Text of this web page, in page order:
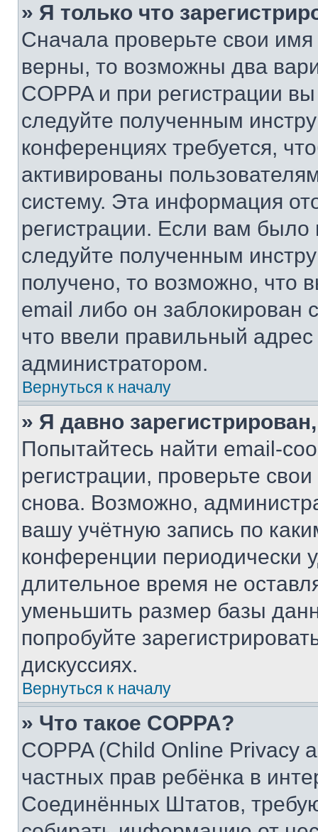
» Я только что
Сначала проверьте свои
верны, то возможны два
COPPA и при регистрации
следуйте полученным
конференциях требуется,
активированы
систему. Эта информация
регистрации. Если вам
следуйте полученным
получено, то возможно, что
email либо он
что ввели правильный адрес
администратором.
Вернуться к началу
» Я давно
Попытайтесь найти email-
регистрации, проверьте
снова. Возможно,
вашу учётную запись по
конференции периодически
длительное время не
уменьшить размер базы
попробуйте
дискуссиях.
Вернуться к началу
» Что такое COPPA?
COPPA (Child Online Privacy
частных прав ребёнка в
Соединённых Штатов,